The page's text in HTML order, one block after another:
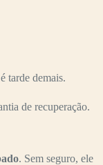
tarde demais.
de recuperação.
. Sem seguro, ele